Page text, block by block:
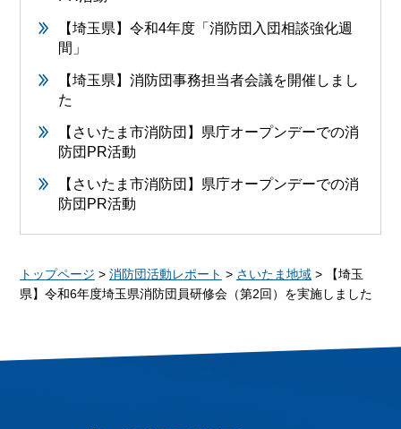
【埼玉県】令和4年度「消防団入団相談強化週
間」
【埼玉県】消防団事務担当者会議を開催しまし
た
【さいたま市消防団】県庁オープンデーでの消
防団PR活動
【さいたま市消防団】県庁オープンデーでの消
防団PR活動
トップページ > 消防団活動レポート > さいたま地域 > 【埼玉
県】令和6年度埼玉県消防団員研修会（第2回）を実施しました